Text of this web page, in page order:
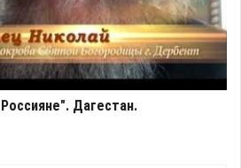
Дагестан.